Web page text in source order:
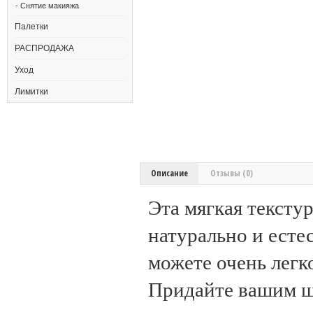
- Снятие макияжа
Палетки
РАСПРОДАЖА
Уход
Лимитки
Описание Отзывы (0)
Эта мягкая
натурально и
можете очень
Придайте вашим